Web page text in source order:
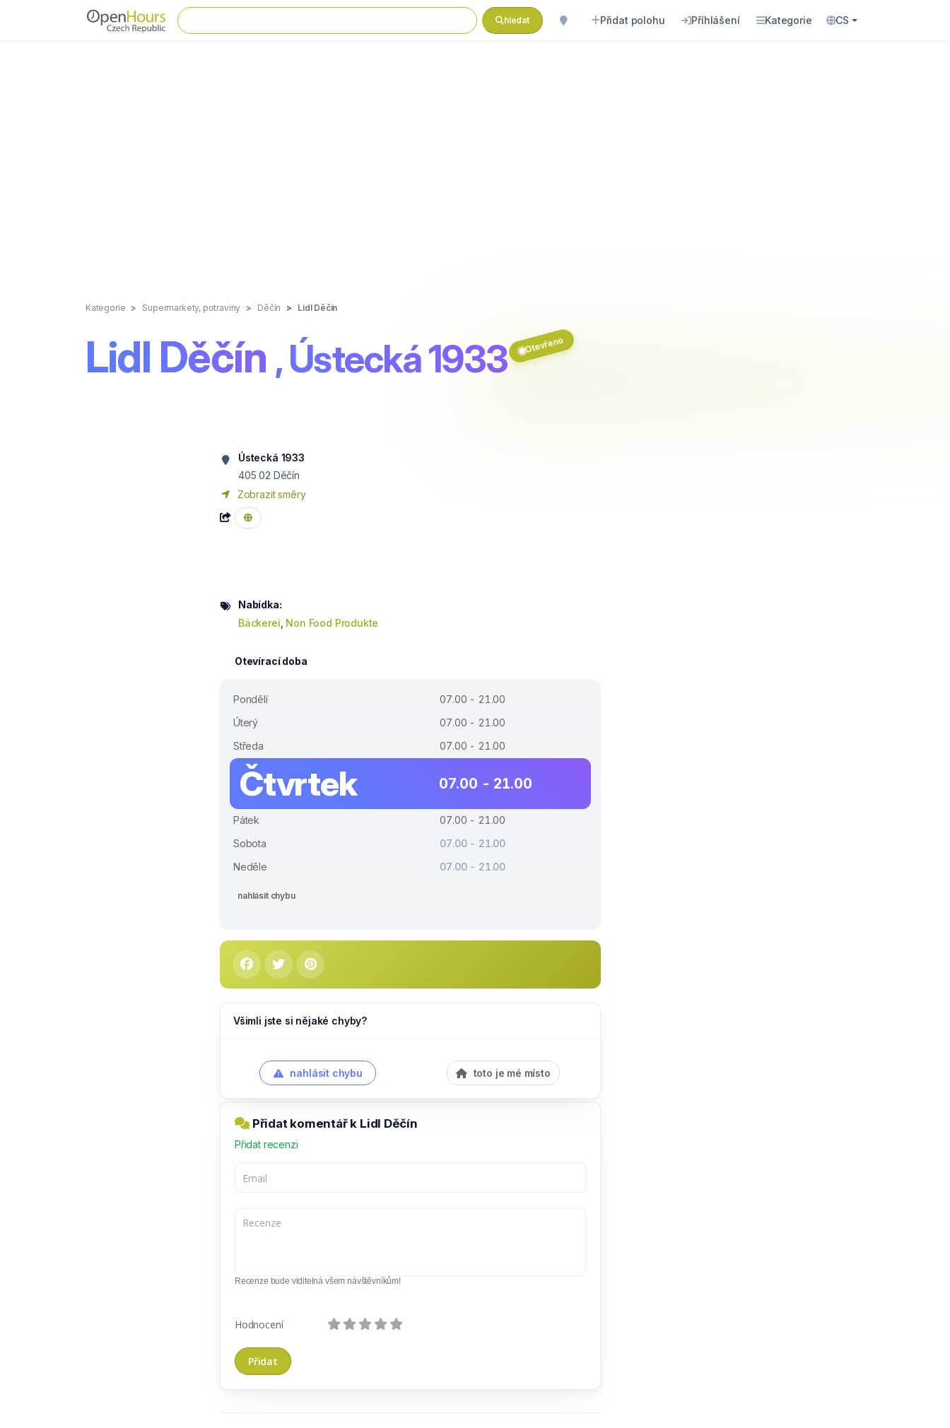
hledat Přidat polohu Příhlášení Kategorie CS
Kategorie Supermarkety, potraviny Děčín Lidl Děčín
Lidl Děčín , Ústecká 1933 Otevřeno
Ústecká 1933
405 02 Děčín
Zobrazit směry
Nabídka:
Bäckerei Non Food Produkte
Otevírací doba
Pondělí
07.00 - 21.00
Úterý
07.00 - 21.00
Středa
07.00 - 21.00
Čtvrtek 07.00 - 21.00
Pátek
07.00 - 21.00
Sobota
07.00 - 21.00
Neděle
07.00 - 21.00
nahlásit chybu
Všimli jste si nějaké chyby?
nahlásit chybu toto je mé místo
Přidat komentář k Lidl Děčín
Přidat recenzi
Recenze bude viditelná všem návštěvníkům!
Hodnocení